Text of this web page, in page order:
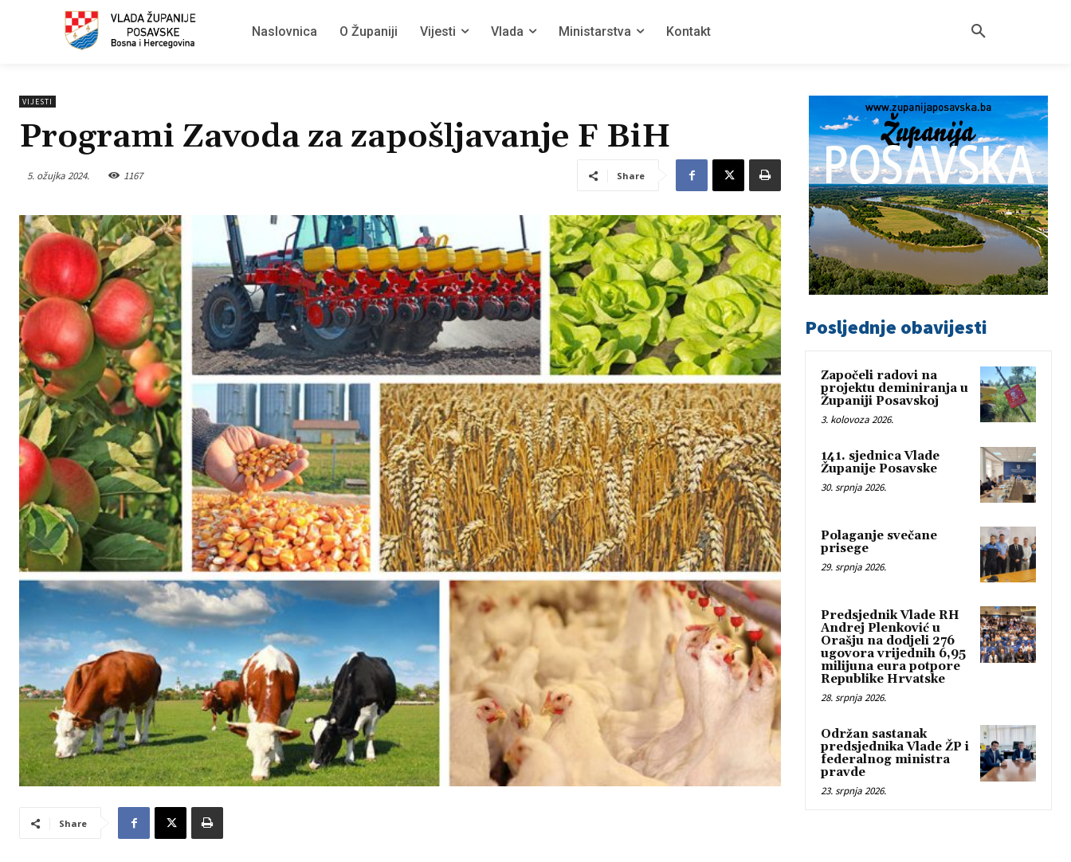
Naslovnica O Županiji Vijesti Vlada Ministarstva Kontakt
VIJESTI
Programi Zavoda za zapošljavanje F BiH
5. ožujka 2024. 1167 Share
Share
Posljednje obavijesti
Započeli radovi na
projektu deminiranja u
Županiji Posavskoj
3. kolovoza 2026.
141. sjednica Vlade
Županije Posavske
30. srpnja 2026.
Polaganje svečane
prisege
29. srpnja 2026.
Predsjednik Vlade RH
Andrej Plenković u
Orašju na dodjeli 276
ugovora vrijednih 6,95
milijuna eura potpore
Republike Hrvatske
28. srpnja 2026.
Održan sastanak
predsjednika Vlade ŽP i
federalnog ministra
pravde
23. srpnja 2026.